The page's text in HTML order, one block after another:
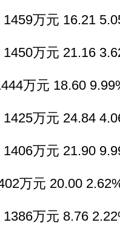
万元 16.21
万元 21.16
万元 18.60
万元 24.84
万元 21.90
万元 20.00
万元 8.76